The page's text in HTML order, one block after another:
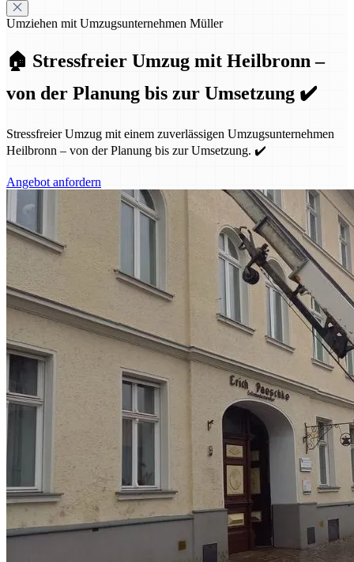
Umziehen mit Umzugsunternehmen Müller
🏠 Stressfreier Umzug mit Heilbronn –
von der Planung bis zur Umsetzung ✔️
Stressfreier Umzug mit einem zuverlässigen Umzugsunternehmen
Heilbronn – von der Planung bis zur Umsetzung. ✔️
Angebot anfordern